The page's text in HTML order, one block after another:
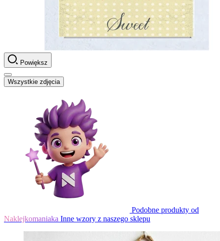
Powiększ
Wszystkie zdjęcia
Podobne produkty od
Naklejkomaniaka Inne wzory z naszego sklepu